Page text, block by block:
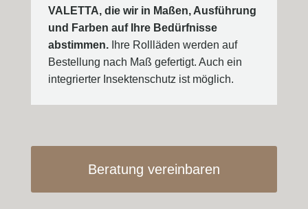
VALETTA, die wir in Maßen, Ausführung
und Farben auf Ihre Bedürfnisse
abstimmen.Ihre Rollläden werden auf
Bestellung nach Maß gefertigt. Auch ein
integrierter Insektenschutz ist möglich.
Beratung vereinbaren